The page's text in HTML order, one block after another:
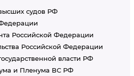
судов РФ
Российской Федерации
Российской Федерации
власти РФ
и Пленума ВС РФ